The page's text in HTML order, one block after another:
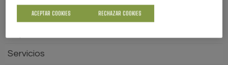
Defender nuestros Derechos
Servicios
RECHAZAR COOKIES
ACEPTAR COOKIES